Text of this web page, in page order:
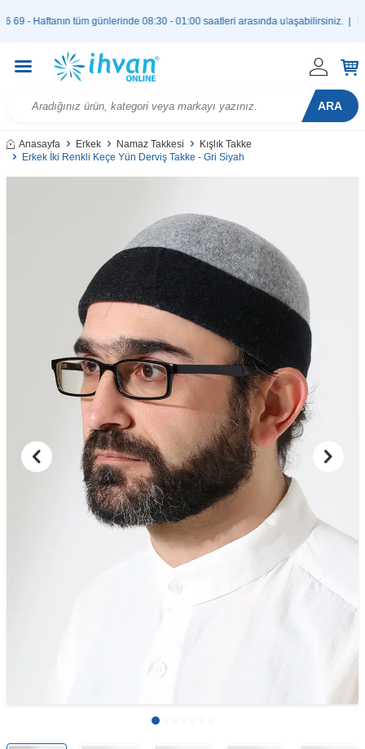
Haftanın tüm günlerinde 08:30 - 01:00 saatleri arasında ulaşabilirsiniz. |
ARA
Anasayfa Erkek Namaz Takkesi
Kışlık Takke
Erkek İki Renkli Keçe Yün Derviş Takke - Gri Siyah